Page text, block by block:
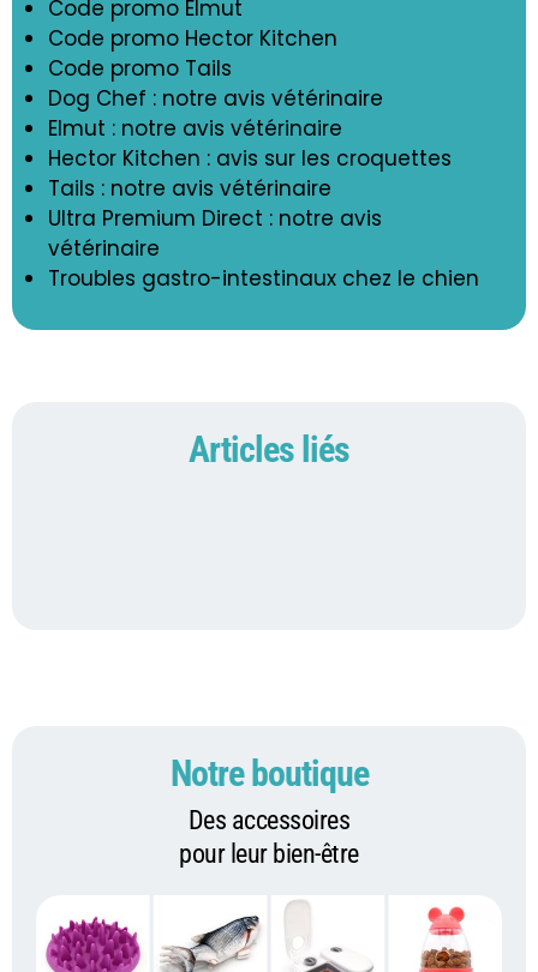
Code promo Elmut
Code promo Hector Kitchen
Code promo Tails
Dog Chef : notre avis vétérinaire
Elmut : notre avis vétérinaire
Hector Kitchen : avis sur les croquettes
Tails : notre avis vétérinaire
Ultra Premium Direct : notre avis
vétérinaire
Troubles gastro-intestinaux chez le chien
Articles liés
Notre boutique
Des accessoires
pour leur bien-être